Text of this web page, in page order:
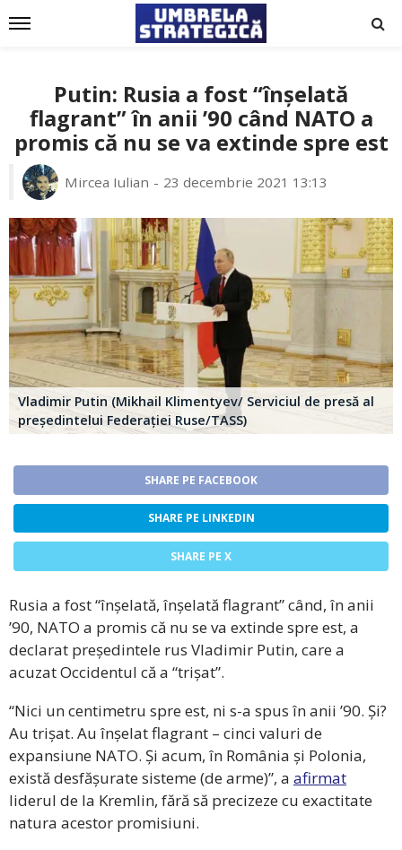
Putin: Rusia a fost “înșelată
flagrant” în anii ’90 când NATO a
promis că nu se va extinde spre est
Mircea Iulian 23 decembrie 2021 13:13
Vladimir Putin (Mikhail Klimentyev/ Serviciul de presă al
președintelui Federației Ruse/TASS)
SHARE PE FACEBOOK
SHARE PE LINKEDIN
SHARE PE X
Rusia a fost “înșelată, înșelată flagrant” când, în anii
’90, NATO a promis că nu se va extinde spre est, a
declarat președintele rus Vladimir Putin, care a
acuzat Occidentul că a “trișat”.
“Nici un centimetru spre est, ni s-a spus în anii ’90. Și?
Au trișat. Au înșelat flagrant – cinci valuri de
expansiune NATO. Și acum, în România și Polonia,
există desfășurate sisteme (de arme)”, a afirmat
liderul de la Kremlin, fără să precizeze cu exactitate
natura acestor promisiuni.